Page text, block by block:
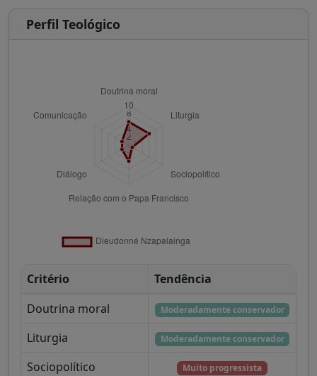
Perfil Teológico
Critério
Tendência
Doutrina moral
Moderadamente conservador
Liturgia Moderadamente conservador
Sociopolítico Muito progressista